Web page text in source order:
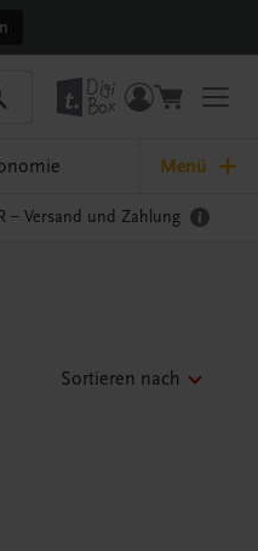
Menü
– Versand und Zahlung
Sortieren nach